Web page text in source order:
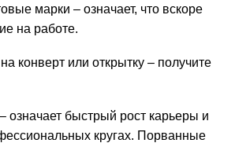
марки – означает, что вскоре
на работе.
конверт или открытку – получите
означает быстрый рост карьеры и
кругах. Порванные